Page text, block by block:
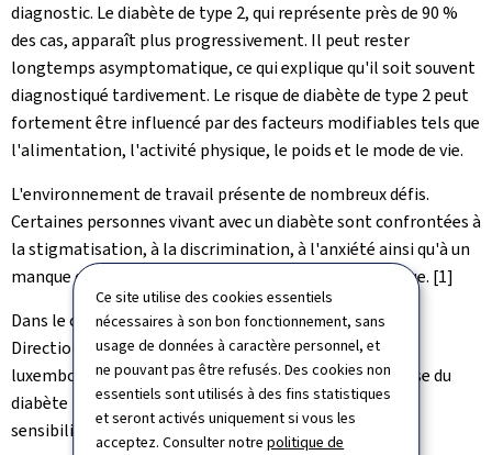
Ce site utilise des cookies essentiels
nécessaires à son bon fonctionnement, sans
usage de données à caractère personnel, et
ne pouvant pas être refusés. Des cookies non
essentiels sont utilisés à des fins statistiques
et seront activés uniquement si vous les
acceptez. Consulter notrepolitique de
diagnostic. Le diabète de type 2, qui représente près de 90 %
des cas, apparaît plus progressivement. Il peut rester
longtemps asymptomatique, ce qui explique qu'il soit souvent
diagnostiqué tardivement. Le risque de diabète de type 2 peut
fortement être influencé par des facteurs modifiables tels que
l'alimentation, l'activité physique, le poids et le mode de vie.
L'environnement de travail présente de nombreux défis.
Certaines personnes vivant avec un diabète sont confrontées à
la stigmatisation, à la discrimination, à l'anxiété ainsi qu'à un
manque d'accès aux soins et à un soutien psychologique. [1]
Dans le contexte de la Journée mondiale du diabète, la
Direction de la santé, le Syndicat des pharmaciens
luxembourgeois (SPL) et l'Association luxembourgeoise du
diabète (ALD) organisent plusieurs événements de
sensibilisation.